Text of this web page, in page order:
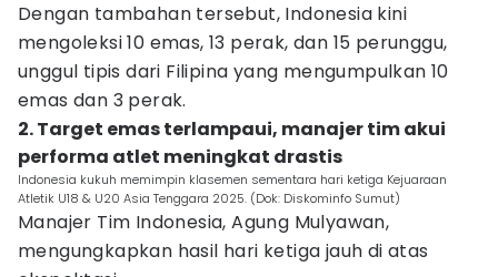
Dengan tambahan tersebut, Indonesia kini
mengoleksi 10 emas, 13 perak, dan 15 perunggu,
unggul tipis dari Filipina yang mengumpulkan 10
emas dan 3 perak.
2. Target emas terlampaui, manajer tim akui
performa atlet meningkat drastis
Indonesia kukuh memimpin klasemen sementara hari ketiga Kejuaraan
Atletik U18 & U20 Asia Tenggara 2025. (Dok: Diskominfo Sumut)
Manajer Tim Indonesia, Agung Mulyawan,
mengungkapkan hasil hari ketiga jauh di atas